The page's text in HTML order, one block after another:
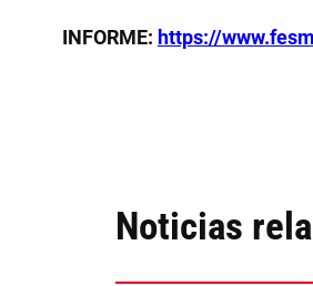
INFORME: https://
Noticias